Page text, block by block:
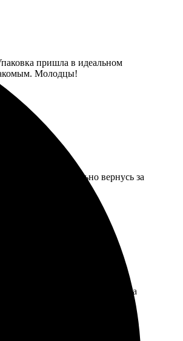
пришла в идеальном
Молодцы!
услуги. Обязательно вернусь за
значки уже были у меня на